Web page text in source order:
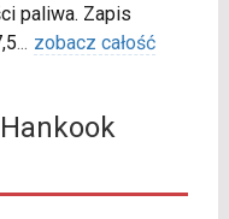
paliwa. Zapis
... zobacz całość